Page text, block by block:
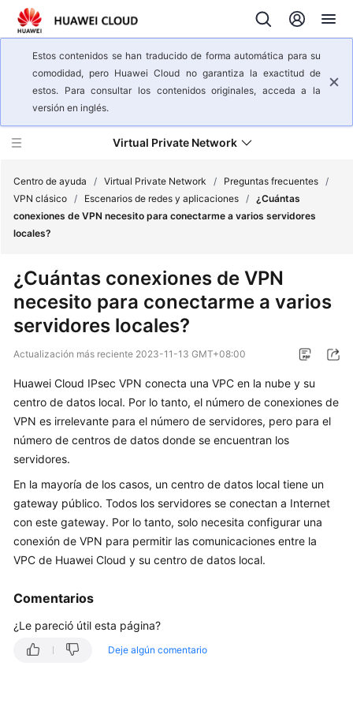
Estos contenidos se han traducido de forma automática para su
comodidad, pero Huawei Cloud no garantiza la exactitud de
estos. Para consultar los contenidos originales, acceda a la
versión en inglés.
Virtual Private Network
Descripción
servicio
Pasos
iniciales
del
usuario
Preguntas
frecuentes
Preguntas
General
Escenarios
de
Centro de ayuda / Virtual Private Network / Preguntas frecuentes /
VPN clásico / Escenarios de redes y aplicaciones / ¿Cuántas
conexiones de VPN necesito para conectarme a varios servidores
locales?
¿Cuántas conexiones de VPN
necesito para conectarme a varios
servidores locales?
Actualización más reciente 2023-11-13 GMT+08:00
Huawei Cloud IPsec VPN conecta una VPC en la nube y su
centro de datos local. Por lo tanto, el número de conexiones de
VPN es irrelevante para el número de servidores, pero para el
número de centros de datos donde se encuentran los
servidores.
En la mayoría de los casos, un centro de datos local tiene un
gateway público. Todos los servidores se conectan a Internet
con este gateway. Por lo tanto, solo necesita configurar una
conexión de VPN para permitir las comunicaciones entre la
VPC de Huawei Cloud y su centro de datos local.
Comentarios
¿Le pareció útil esta página?
Deje algún comentario